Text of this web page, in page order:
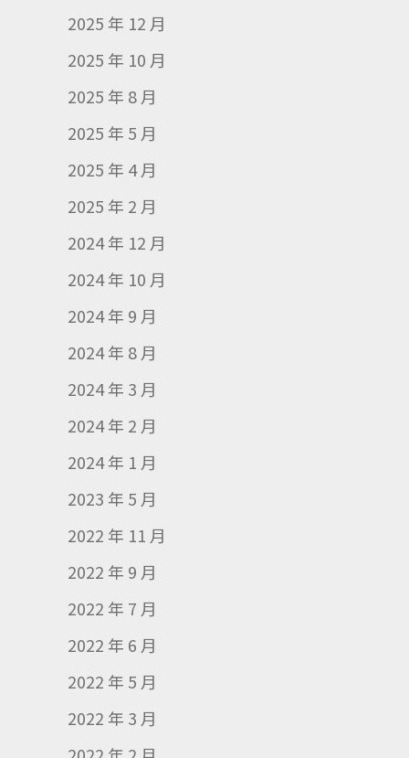
2025 年 12 月
2025 年 10 月
2025 年 8 月
2025 年 5 月
2025 年 4 月
2025 年 2 月
2024 年 12 月
2024 年 10 月
2024 年 9 月
2024 年 8 月
2024 年 3 月
2024 年 2 月
2024 年 1 月
2023 年 5 月
2022 年 11 月
2022 年 9 月
2022 年 7 月
2022 年 6 月
2022 年 5 月
2022 年 3 月